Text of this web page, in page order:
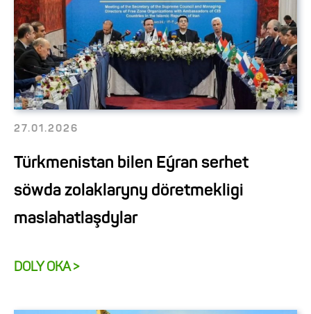
27.01.2026
Türkmenistan bilen Eýran serhet
söwda zolaklaryny döretmekligi
maslahatlaşdylar
DOLY OKA >